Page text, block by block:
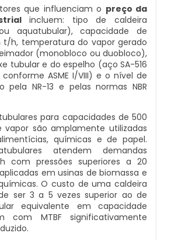
Montagem Industrial
De Calor Sensivel
De Pressão
De Caldeiras
Em Caldeiras E Vasos De
Em Vasos De Pressão
De Caldeiraria
De Caldeiraria E Tubulação
Caldeiras
Caldeiras Aquatubulares
Em Caldeiras
Caldeiras
Caldeiras
Caldeiras A Vapor
Caldeiras Preço
Caldeiras A Gás
Caldeiras A Lenha
Caldeiras A Pellets
Caldeiras De Aquecimento
A Vapor
A Venda
A Lenha
De Caldeiras Usadas
A Vapor
De Vapor
Caldeira A Vapor
A Vapor
Caldeira A Gás
A Gás
De Caldeira A Gás
Caldeira A Gás
Caldeira A Gás
Caldeira A Gás
A Gás
Caldeira A Gás
que influenciam o preço da
incluem: tipo de caldeira
aquatubular), capacidade de
t/h, temperatura do vapor gerado
(monobloco ou duobloco),
tubular e do espelho (aço SA-516
conforme ASME I/VIII) e o nível de
pela NR-13 e pelas normas NBR
para capacidades de 500
vapor são amplamente utilizadas
químicas e de papel.
atendem demandas
pressões superiores a 20
em usinas de biomassa e
O custo de uma caldeira
ser 3 a 5 vezes superior ao de
equivalente em capacidade
com MTBF significativamente